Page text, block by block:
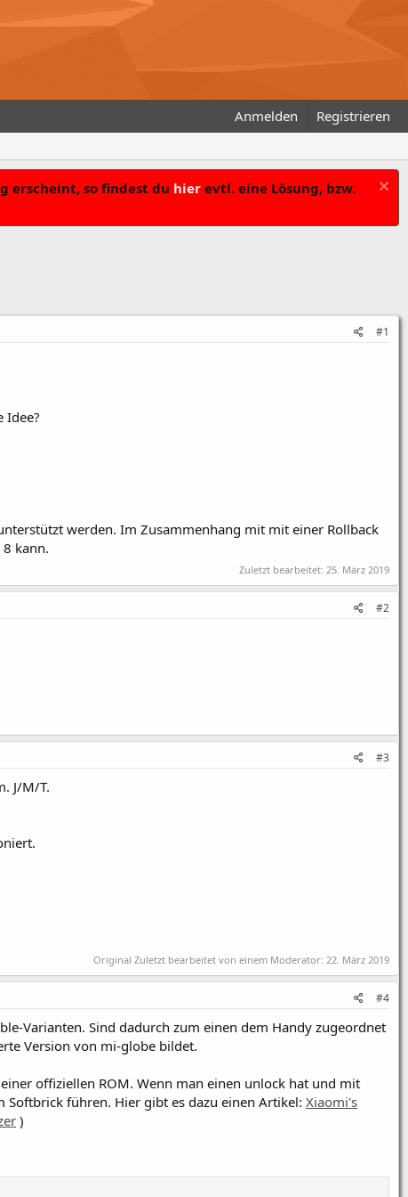
Anmelden Registrieren
erscheint, so findest du hier evtl. eine Lösung, bzw.
#1
Idee?
werden. Im Zusammenhang mit mit einer Rollback
kann.
Zuletzt bearbeitet: 25. März 2019
#2
#3
J/M/T.
Original Zuletzt bearbeitet von einem Moderator: 22. März 2019
#4
Varianten. Sind dadurch zum einen dem Handy zugeordnet
Version von mi-globe bildet.
offiziellen ROM. Wenn man einen unlock hat und mit
Softbrick führen. Hier gibt es dazu einen Artikel: Xiaomi's
)